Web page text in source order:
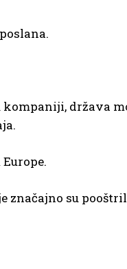
država
značajno su